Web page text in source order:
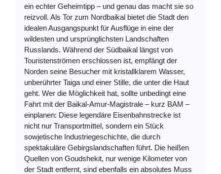
ein echter Geheimtipp – und genau das macht sie so
reizvoll. Als Tor zum Nordbaikal bietet die Stadt den
idealen Ausgangspunkt für Ausflüge in eine der
wildesten und ursprünglichsten Landschaften
Russlands. Während der Südbaikal längst von
Touristenströmen erschlossen ist, empfängt der
Norden seine Besucher mit kristallklarem Wasser,
unberührter Taiga und einer Stille, die unter die Haut
geht. Wer die Möglichkeit hat, sollte unbedingt eine
Fahrt mit der Baikal-Amur-Magistrale – kurz BAM –
einplanen: Diese legendäre Eisenbahnstrecke ist
nicht nur Transportmittel, sondern ein Stück
sowjetische Industriegeschichte, die durch
spektakuläre Gebirgslandschaften führt. Die heißen
Quellen von Goudshekit, nur wenige Kilometer von
der Stadt entfernt, sind ebenfalls ein absolutes Muss